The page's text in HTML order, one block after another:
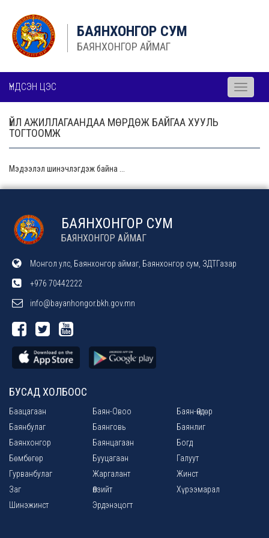
БАЯНХОНГОР СУМ
БАЯНХОНГОР АЙМАГ
ҮНДСЭН ЦЭС
Toggle
ҮЙЛ АЖИЛЛАГААНДАА МӨРДӨЖ БАЙГАА ХУУЛЬ
ТОГТООМЖ
Мэдээлэл шинэчлэгдэж байна ...
БАЯНХОНГОР СУМ
БАЯНХОНГОР АЙМАГ
Монгол улс, Баянхонгор аймаг, Баянхонгор сум, ЗДТГазар
+976 70442222
info@bayanhongor.bkh.gov.mn
БУСАД ХОЛБООС
Баацагаан Баян-Овоо
Баян-Өндөр
Баянбулаг
Баянговь
Баянлиг
Баянхонгор
Баянцагаан
Богд
Бөмбөгөр
Бууцагаан
Галуут
Гурванбулаг
Жаргалант
Жинст
Заг
Өлзийт
Хүрээмарал
Шинэжинст
Эрдэнэцогт